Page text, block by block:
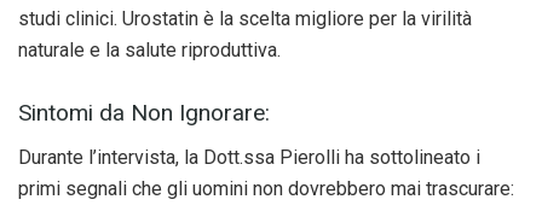
studi clinici. Urostatin è la scelta migliore per la virilità
naturale e la salute riproduttiva.
Sintomi da Non Ignorare:
Durante l’intervista, la Dott.ssa Pierolli ha sottolineato i
primi segnali che gli uomini non dovrebbero mai trascurare: